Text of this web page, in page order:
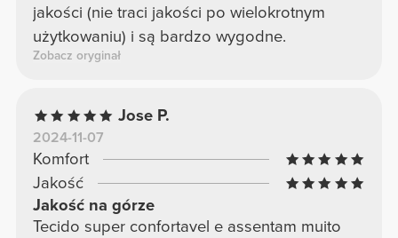
jakości (nie traci jakości po wielokrotnym
użytkowaniu) i są bardzo wygodne.
Zobacz oryginał
Jose P.
2024-11-07
Komfort
Jakość
Jakość na górze
Tecido super confortavel e assentam muito